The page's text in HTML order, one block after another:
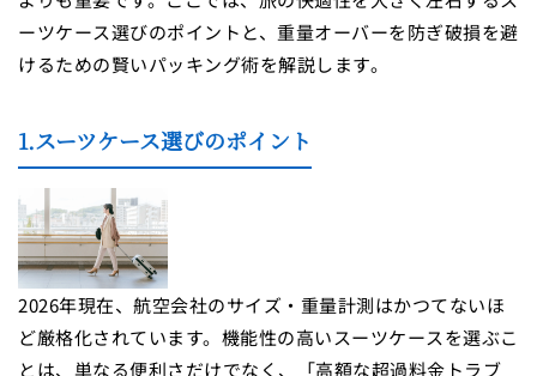
ーツケース選びのポイントと、重量オーバーを防ぎ破損を避
けるための賢いパッキング術を解説します。
1.スーツケース選びのポイント
2026年現在、航空会社のサイズ・重量計測はかつてないほ
ど厳格化されています。機能性の高いスーツケースを選ぶこ
とは、単なる便利さだけでなく、「高額な超過料金トラブ